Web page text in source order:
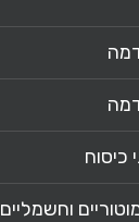
כיסוח
וחשמליים